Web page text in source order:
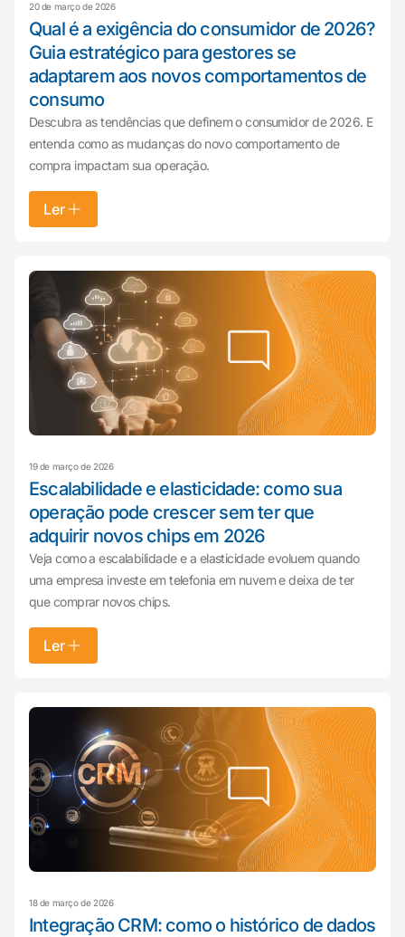
20 de março de 2026
Qual é a exigência do consumidor de 2026?
Guia estratégico para gestores se
adaptarem aos novos comportamentos de
consumo
Descubra as tendências que definem o consumidor de 2026. E
entenda como as mudanças do novo comportamento de
compra impactam sua operação.
Ler
19 de março de 2026
Escalabilidade e elasticidade: como sua
operação pode crescer sem ter que
adquirir novos chips em 2026
Veja como a escalabilidade e a elasticidade evoluem quando
uma empresa investe em telefonia em nuvem e deixa de ter
que comprar novos chips.
Ler
18 de março de 2026
Integração CRM: como o histórico de dados